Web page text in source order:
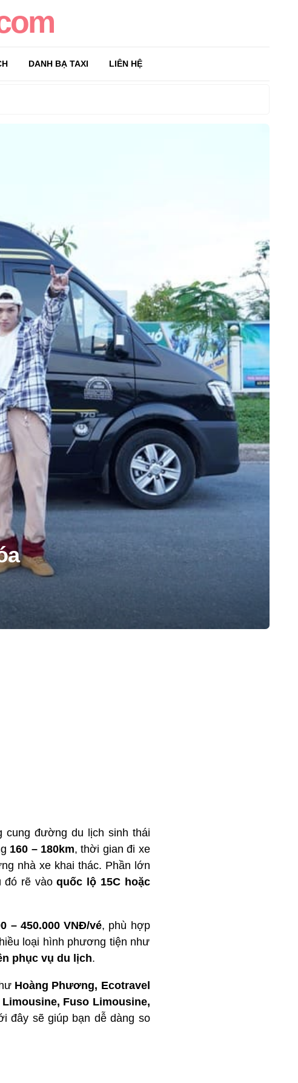
DANH BẠ TAXI LIÊN HỆ
cung đường du lịch sinh thái
160 – 180km, thời gian đi xe
nhà xe khai thác. Phần lớn
đó rẽ vàoquốc lộ 15C hoặc
– 450.000 VNĐ/vé, phù hợp
loại hình phương tiện như
phục vụ du lịch.
Hoàng Phương, Ecotravel
Fuso Limousine,
đây sẽ giúp bạn dễ dàng so